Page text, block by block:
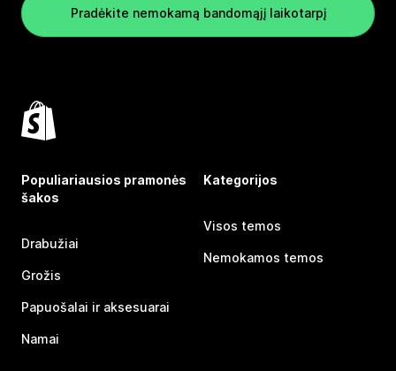
Pradėkite nemokamą bandomąjį laikotarpį
Populiariausios pramonės
šakos
Drabužiai
Grožis
Papuošalai ir aksesuarai
Namai
Kategorijos
Visos temos
Nemokamos temos